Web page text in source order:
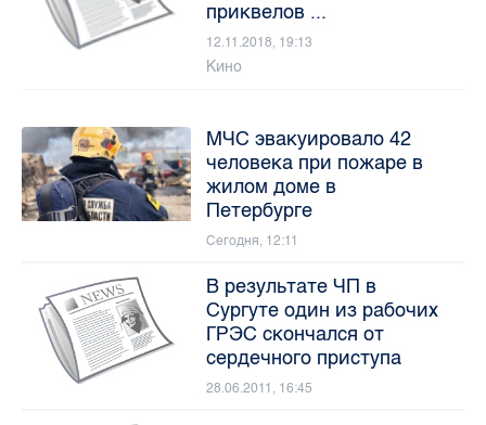
приквелов ...
12.11.2018, 19:13
Кино
МЧС эвакуировало 42
человека при пожаре в
жилом доме в
Петербурге
Сегодня, 12:11
В результате ЧП в
Сургуте один из рабочих
ГРЭС скончался от
сердечного приступа
28.06.2011, 16:45